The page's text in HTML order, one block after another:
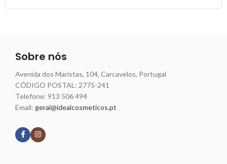
Sobre nós
Avenida dos Maristas, 104, Carcavelos, Portugal
CÓDIGO POSTAL: 2775-241
Telefone: 913 506 494
Email: geral@idealcosmeticos.pt